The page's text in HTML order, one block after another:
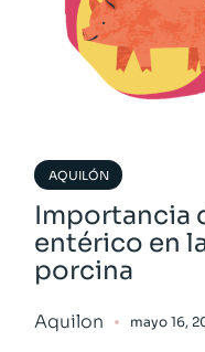
AQUILÓN
Importancia
entérico en
porcina
Aquilon mayo 16,